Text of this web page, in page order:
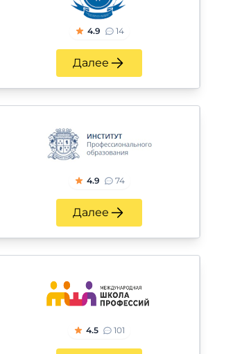
4.9 14
Далее
4.9 74
Далее
4.5 101